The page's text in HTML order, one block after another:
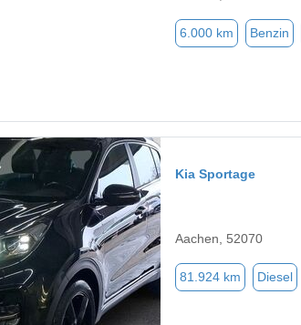
6.000 km Benzin
Kia Sportage
Aachen, 52070
81.924 km Diesel